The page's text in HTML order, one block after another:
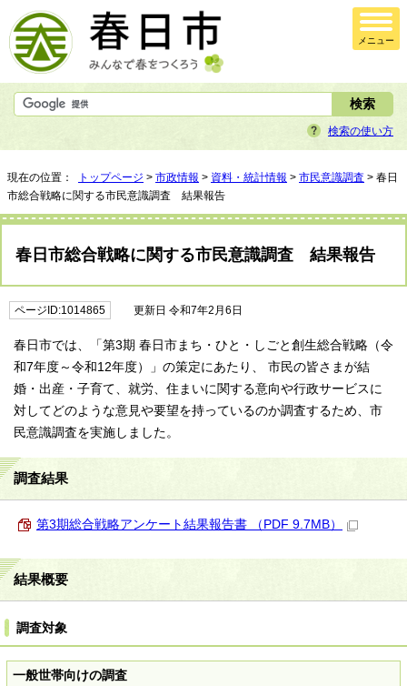
メニュー
検索の使い方
現在の位置： トップページ > 市政情報 > 資料・統計情報 > 市民意識調査 > 春日
市総合戦略に関する市民意識調査 結果報告
春日市総合戦略に関する市民意識調査 結果報告
ページID:1014865 更新日 令和7年2月6日
春日市では、「第3期 春日市まち・ひと・しごと創生総合戦略（令
和7年度～令和12年度）」の策定にあたり、 市民の皆さまが結
婚・出産・子育て、就労、住まいに関する意向や行政サービスに
対してどのような意見や要望を持っているのか調査するため、市
民意識調査を実施しました。
調査結果
第3期総合戦略アンケート結果報告書 （PDF 9.7MB）
結果概要
調査対象
一般世帯向けの調査